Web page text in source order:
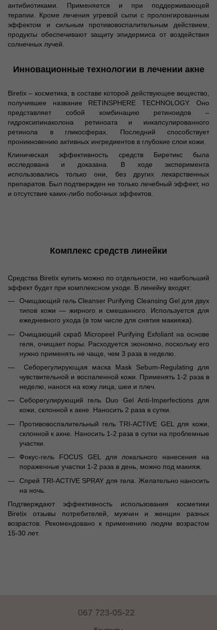
антибиотиками. Применяется и при поддерживающей
терапии. Кроме лечения угревой сыпи с пролонгированным
эффектом и сильным противовоспалительным действием,
продукты обеспечивают защиту эпидермиса от воздействия
солнечных лучей.
Инновационные технологии в лечении акне
Biretix – косметика, в составе которой действующее вещество,
получившее название RETINSPHERE TECHNOLOGY. Оно
представляет собой комбинацию ретиноидов –
гидроксипинаколона ретиноата и инкапсулированного
ретинола в гликосферах. Последний способствует
проникновению активных ингредиентов в глубокие слои кожи.
Клиническая эффективность средств Биретикс была
исследована и доказана. В ходе эксперимента
использовались только они, без других лекарственных
препаратов. Был подтвержден не только лечебный эффект, но
и отсутствие каких-либо побочных эффектов.
Комплекс средств линейки
Средства Biretix купить можно по отдельности, но наибольший
эффект будет при комплексном уходе. В линейку входят:
Очищающий гель Cleanser Purifying Cleansing Gel для двух
типов кожи — жирного и смешанного. Используется для
ежедневного ухода (в том числе для снятия макияжа).
Очищающий скраб Micropeel Purifying Exfoliant на основе
геля, очищает поры. Расходуется экономно, поскольку его
нужно применять не чаще, чем 3 раза в неделю.
Себорегулирующая маска Mask Sebum-Regulating для
чувствительной и воспаленной кожи. Применять 1-2 раза в
неделю, нанося на кожу лица, шеи и плеч.
Себорегулирующий гель Duo Gel Anti-Imperfections для
кожи, склонной к акне. Наносить 2 раза в сутки.
Противовоспалительный гель TRI-ACTIVE GEL для кожи,
склонной к акне. Наносить 1-2 раза в сутки на проблемные
участки.
Фокус-гель FOCUS GEL для локального нанесения на
пораженные участки 1-2 раза в день, можно под макияж.
Спрей TRI-ACTIVE SPRAY для тела. Желательно наносить
на ночь.
Подтверждают эффективность использования косметики
Biretix отзывы потребителей, мужчин и женщин разных
возрастов. Рекомендовано к применению людям возрастом
15-30 лет.
067 723-05-22